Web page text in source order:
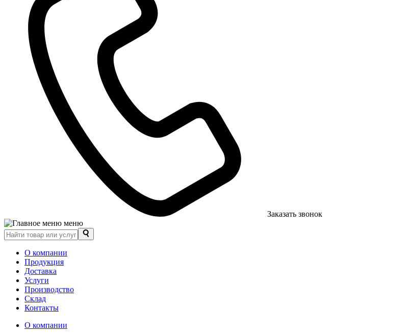
Заказать звонок
меню
О компании
Продукция
Доставка
Услуги
Производство
Склад
Контакты
О компании